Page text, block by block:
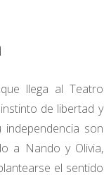
llega al Teatro
de libertad y
son
a Nando y Olivia,
el sentido